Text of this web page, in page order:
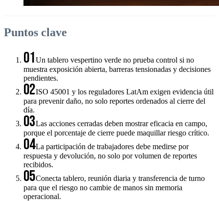
Puntos clave
01Un tablero vespertino verde no prueba control si no
muestra exposición abierta, barreras tensionadas y decisiones
pendientes.
02ISO 45001 y los reguladores LatAm exigen evidencia útil
para prevenir daño, no solo reportes ordenados al cierre del
día.
03Las acciones cerradas deben mostrar eficacia en campo,
porque el porcentaje de cierre puede maquillar riesgo crítico.
04La participación de trabajadores debe medirse por
respuesta y devolución, no solo por volumen de reportes
recibidos.
05Conecta tablero, reunión diaria y transferencia de turno
para que el riesgo no cambie de manos sin memoria
operacional.